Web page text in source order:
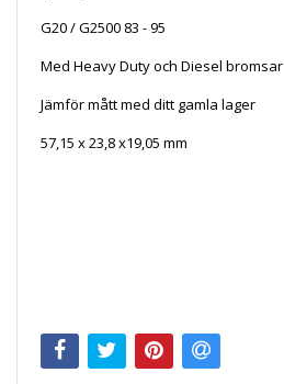
G20 / G2500 83 - 95
Med Heavy Duty och Diesel bromsar
Jämför mått med ditt gamla lager
57,15 x 23,8 x19,05 mm